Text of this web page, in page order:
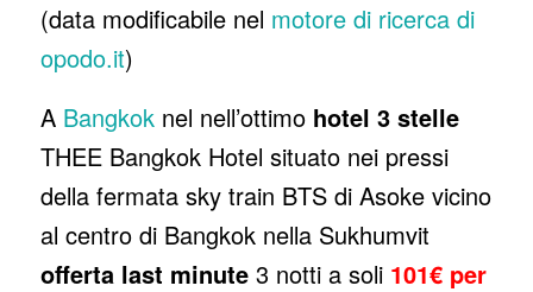
(data modificabile nel motore di ricerca di
opodo.it)
A Bangkoknel nell’ottimo hotel 3 stelle
THEE Bangkok Hotel situato nei pressi
della fermata sky train BTS di Asoke vicino
al centro di Bangkok nella Sukhumvit
offerta last minute3 notti a soli 101€ per